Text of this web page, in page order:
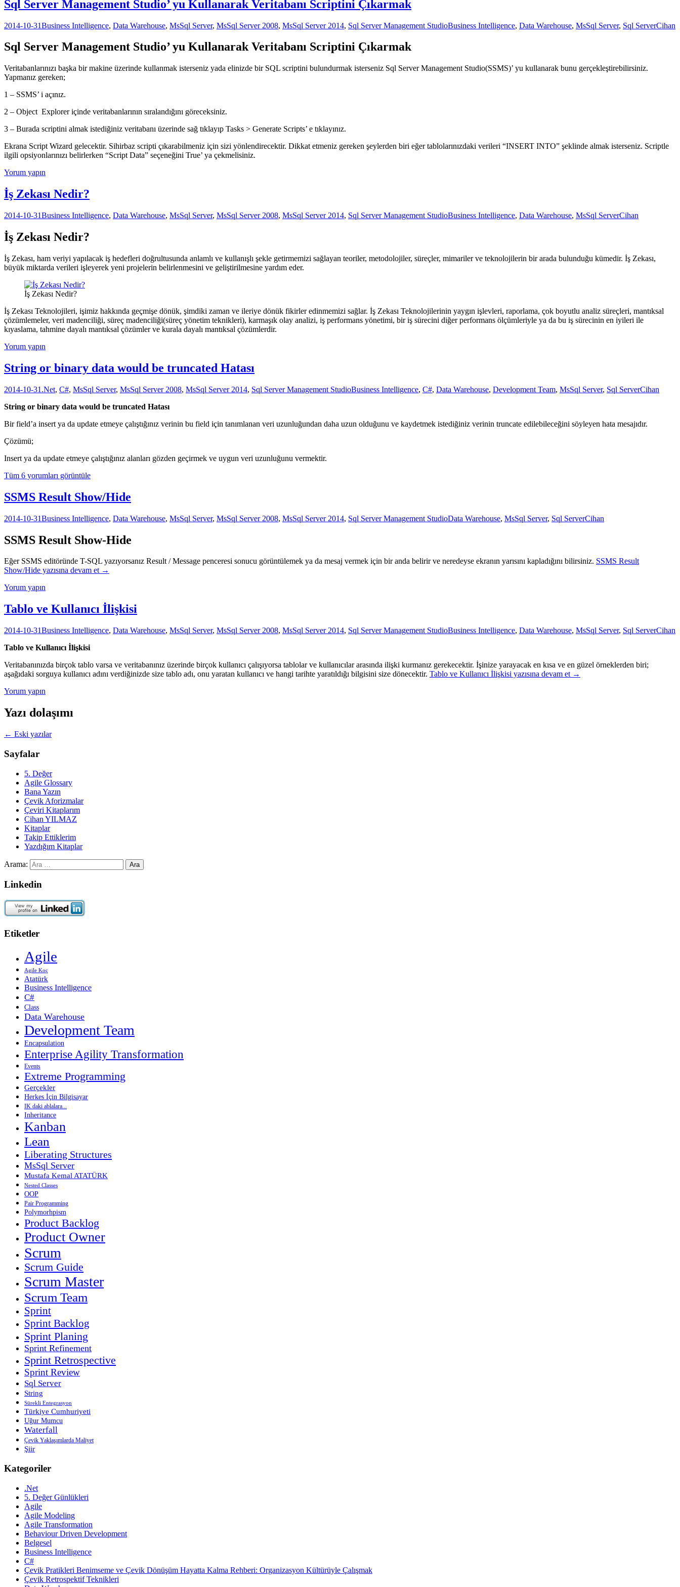
Sql Server Management Studio’ yu Kullanarak Veritabanı Scriptini Çıkarmak
2014-10-31Business Intelligence, Data Warehouse, MsSql Server, MsSql Server 2008, MsSql Server 2014, Sql Server Management StudioBusiness Intelligence, Data Warehouse, MsSql Server, Sql ServerCihan
Sql Server Management Studio’ yu Kullanarak Veritabanı Scriptini Çıkarmak
Veritabanlarınızı başka bir makine üzerinde kullanmak isterseniz yada elinizde bir SQL scriptini bulundurmak isterseniz Sql Server Management Studio(SSMS)’ yu kullanarak bunu gerçekleştirebilirsiniz.
Yapmanız gereken;
1 – SSMS’ i açınız.
2 – Object Explorer içinde veritabanlarının sıralandığını göreceksiniz.
3 – Burada scriptini almak istediğiniz veritabanı üzerinde sağ tıklayıp Tasks > Generate Scripts’ e tıklayınız.
Ekrana Script Wizard gelecektir. Sihirbaz scripti çıkarabilmeniz için sizi yönlendirecektir. Dikkat etmeniz gereken şeylerden biri eğer tablolarınızdaki verileri “INSERT INTO” şeklinde almak isterseniz. Scriptle
ilgili opsiyonlarınızı belirlerken “Script Data” seçeneğini True’ ya çekmelisiniz.
Yorum yapın
İş Zekası Nedir?
2014-10-31Business Intelligence, Data Warehouse, MsSql Server, MsSql Server 2008, MsSql Server 2014, Sql Server Management StudioBusiness Intelligence, Data Warehouse, MsSql ServerCihan
İş Zekası Nedir?
İş Zekası, ham veriyi yapılacak iş hedefleri doğrultusunda anlamlı ve kullanışlı şekle getirmemizi sağlayan teoriler, metodolojiler, süreçler, mimariler ve teknolojilerin bir arada bulunduğu kümedir. İş Zekası,
büyük miktarda verileri işleyerek yeni projelerin belirlenmesini ve geliştirilmesine yardım eder.
İş Zekası Nedir?
İş Zekası Teknolojileri, işimiz hakkında geçmişe dönük, şimdiki zaman ve ileriye dönük fikirler edinmemizi sağlar. İş Zekası Teknolojilerinin yaygın işlevleri, raporlama, çok boyutlu analiz süreçleri, mantıksal
çözümlemeler, veri madenciliği, süreç madenciliği(süreç yönetim teknikleri), karmaşık olay analizi, iş performans yönetimi, bir iş sürecini diğer performans ölçümleriyle ya da bu iş sürecinin en iyileri ile
kıyaslama, tahmine dayalı mantıksal çözümler ve kurala dayalı mantıksal çözümlerdir.
Yorum yapın
String or binary data would be truncated Hatası
2014-10-31 .Net, C#, MsSql Server, MsSql Server 2008, MsSql Server 2014, Sql Server Management StudioBusiness Intelligence, C#, Data Warehouse, Development Team, MsSql Server, Sql ServerCihan
String or binary data would be truncated Hatası
Bir field’a insert ya da update etmeye çalıştığınız verinin bu field için tanımlanan veri uzunluğundan daha uzun olduğunu ve kaydetmek istediğiniz verinin truncate edilebileceğini söyleyen hata mesajıdır.
Çözümü;
Insert ya da update etmeye çalıştığınız alanları gözden geçirmek ve uygun veri uzunluğunu vermektir.
Tüm 6 yorumları görüntüle
SSMS Result Show/Hide
2014-10-31Business Intelligence, Data Warehouse, MsSql Server, MsSql Server 2008, MsSql Server 2014, Sql Server Management StudioData Warehouse, MsSql Server, Sql ServerCihan
SSMS Result Show-Hide
Eğer SSMS editöründe T-SQL yazıyorsanız Result / Message penceresi sonucu görüntülemek ya da mesaj vermek için bir anda belirir ve neredeyse ekranın yarısını kapladığını bilirsiniz. SSMS Result
Show/Hide yazısına devam et →
Yorum yapın
Tablo ve Kullanıcı İlişkisi
2014-10-31Business Intelligence, Data Warehouse, MsSql Server, MsSql Server 2008, MsSql Server 2014, Sql Server Management StudioBusiness Intelligence, Data Warehouse, MsSql Server, Sql ServerCihan
Tablo ve Kullanıcı İlişkisi
Veritabanınızda birçok tablo varsa ve veritabanınız üzerinde birçok kullanıcı çalışıyorsa tablolar ve kullanıcılar arasında ilişki kurmanız gerekecektir. İşinize yarayacak en kısa ve en güzel örneklerden biri;
aşağıdaki sorguya kullanıcı adını verdiğinizde size tablo adı, onu yaratan kullanıcı ve hangi tarihte yaratıldığı bilgisini size dönecektir. Tablo ve Kullanıcı İlişkisi yazısına devam et →
Yorum yapın
Yazı dolaşımı
← Eski yazılar
Sayfalar
5. Değer
Agile Glossary
Bana Yazın
Çevik Aforizmalar
Çeviri Kitaplarım
Cihan YILMAZ
Kitaplar
Takip Ettiklerim
Yazdığım Kitaplar
Arama:
Linkedin
Etiketler
Agile
Agile Koç
Atatürk
Business Intelligence
C#
Class
Data Warehouse
Development Team
Encapsulation
Enterprise Agility Transformation
Events
Extreme Programming
Gerçekler
Herkes İçin Bilgisayar
IK daki ablalara...
Inheritance
Kanban
Lean
Liberating Structures
MsSql Server
Mustafa Kemal ATATÜRK
Nested Classes
OOP
Pair Programming
Polymorhpism
Product Backlog
Product Owner
Scrum
Scrum Guide
Scrum Master
Scrum Team
Sprint
Sprint Backlog
Sprint Planing
Sprint Refinement
Sprint Retrospective
Sprint Review
Sql Server
String
Sürekli Entegrasyon
Türkiye Cumhuriyeti
Uğur Mumcu
Waterfall
Çevik Yaklaşımlarda Maliyet
Şiir
Kategoriler
.Net
5. Değer Günlükleri
Agile
Agile Modeling
Agile Transformation
Behaviour Driven Development
Belgesel
Business Intelligence
C#
Çevik Pratikleri Benimseme ve Çevik Dönüşüm Hayatta Kalma Rehberi: Organizasyon Kültürüyle Çalışmak
Çevik Retrospektif Teknikleri